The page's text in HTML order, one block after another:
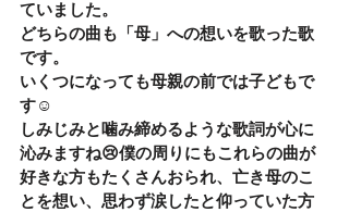
ていました。
どちらの曲も「母」への想いを歌った歌
です。
いくつになっても母親の前では子どもで
す☺️
しみじみと噛み締めるような歌詞が心に
沁みますね😢僕の周りにもこれらの曲が
好きな方もたくさんおられ、亡き母のこ
とを想い、思わず涙したと仰っていた方